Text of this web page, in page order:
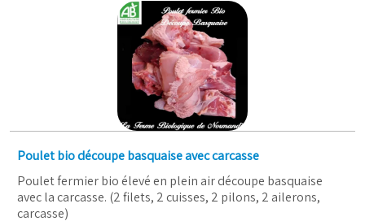
Poulet bio découpe basquaise avec carcasse
Poulet fermier bio élevé en plein air découpe basquaise
avec la carcasse. (2 filets, 2 cuisses, 2 pilons, 2 ailerons,
carcasse)